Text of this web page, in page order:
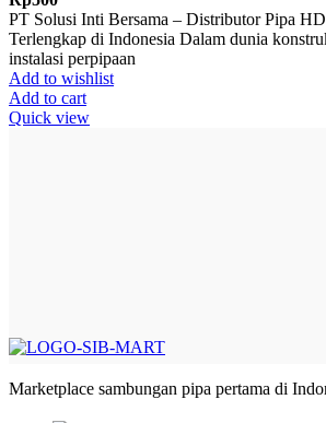
PT Solusi Inti Bersama – Distributor Pipa
Terlengkap di Indonesia Dalam dunia
instalasi perpipaan
Add to wishlist
Add to cart
Quick view
Marketplace sambungan pipa pertama di